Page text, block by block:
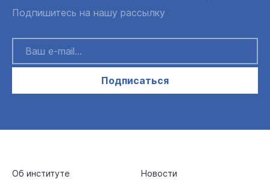
Подпишитесь на нашу рассылку
Подписаться
Об институте Новости